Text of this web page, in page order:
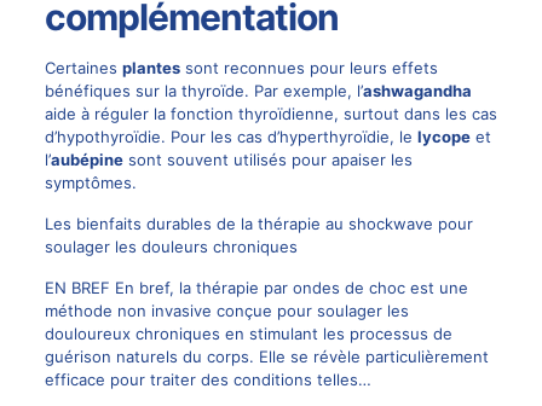
complémentation
Certaines plantessont reconnues pour leurs effets
bénéfiques sur la thyroïde. Par exemple, l’ashwagandha
aide à réguler la fonction thyroïdienne, surtout dans les cas
d’hypothyroïdie. Pour les cas d’hyperthyroïdie, le lycopeet
l’aubépinesont souvent utilisés pour apaiser les
symptômes.
Les bienfaits durables de la thérapie au shockwave pour
soulager les douleurs chroniques
EN BREF En bref, la thérapie par ondes de choc est une
méthode non invasive conçue pour soulager les
douloureux chroniques en stimulant les processus de
guérison naturels du corps. Elle se révèle particulièrement
efficace pour traiter des conditions telles…